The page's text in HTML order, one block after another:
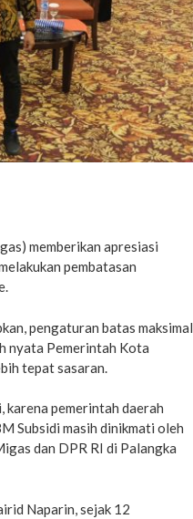
memberikan apresiasi
pembatasan
pengaturan batas maksimal
nyata Pemerintah Kota
tepat sasaran.
karena pemerintah daerah
Subsidi masih dinikmati oleh
dan DPR RI di Palangka
Naparin, sejak 12